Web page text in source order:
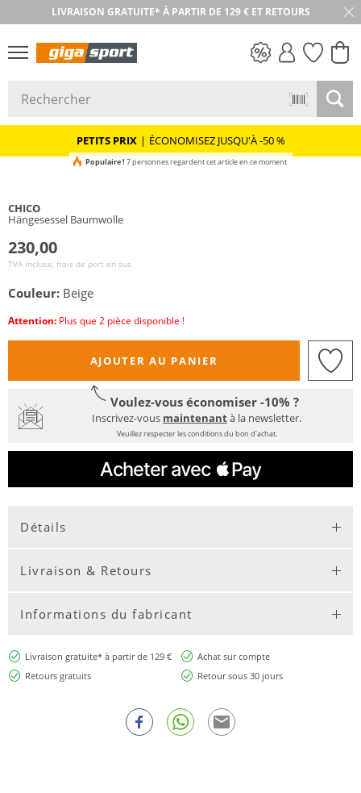
LIVRAISON GRATUITE* À PARTIR DE 129 € ET RETOURS
RETOUR SOUS 30 JOURS
PETITS PRIX | ÉCONOMISEZ JUSQU'À -50 %
Populaire ! 7 personnes regardent cet article en ce moment
CHICO
Hängesessel Baumwolle
230,00
TVA incluse, frais de port en sus
Couleur: Beige
Attention: Plus que 2 pièce disponible !
AJOUTER AU PANIER
Voulez-vous économiser -10% ?
Inscrivez-vous maintenantà la newsletter.
Veuillez respecter les conditions du bon d'achat.
Détails
Livraison & Retours
Informations du fabricant
Livraison gratuite* à partir de 129 €
Achat sur compte
Retours gratuits
Retour sous 30 jours